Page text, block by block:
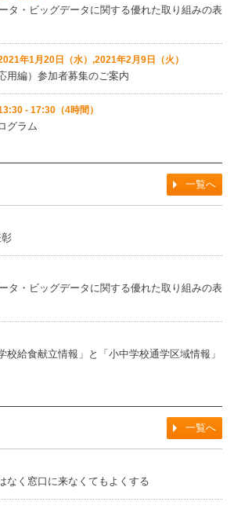
タ・ビッグデータに関する優れた取り組みの表
年1月20日（水）,2021年2月9日（火）
用編）参加者募集のご案内
- 17:30（4時間）
グラム
一覧へ
タ・ビッグデータに関する優れた取り組みの表
校給食献立情報」と「小中学校通学区域情報」
一覧へ
なく窓口に来なくてもよくする